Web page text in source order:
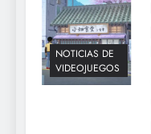
NOTICIAS DE
VIDEOJUEGOS